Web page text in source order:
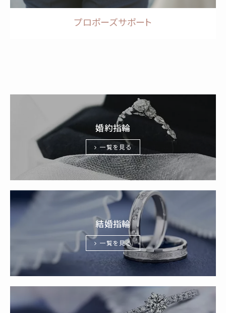
プロポーズサポート
婚約指輪
一覧を見る
結婚指輪
一覧を見る